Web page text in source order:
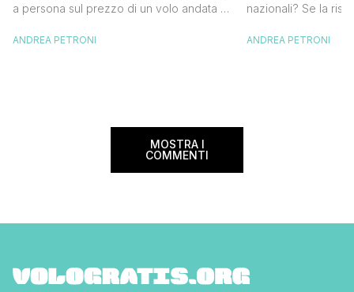
a persona sul prezzo di un volo andata e
15 a tratta, che diventano € 30 su un volo
ANDREA PETRONI
nazionali? Se la
Alitalia per l’Italia.
ANDREA PETRONI
MOSTRA I
COMMENTI